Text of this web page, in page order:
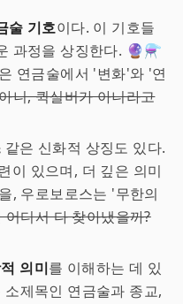
술 기호이다. 이 기호들
과정을 상징한다. 🔮⚗️
은 연금술에서 '변화'와 '연
니, 퀵실버가 아니라고
같은 신화적 상징도 있다.
이 있으며, 더 깊은 의미
, 우로보로스는 '무한의
어디서 다 찾아냈을까?
의미를 이해하는 데 있
제목인 연금술과 종교,